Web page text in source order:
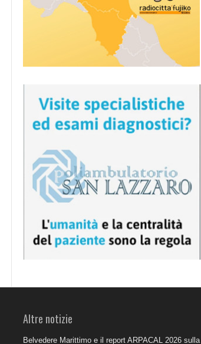
Altre notizie
Belvedere Marittimo e il report ARPACAL 2026 sulla